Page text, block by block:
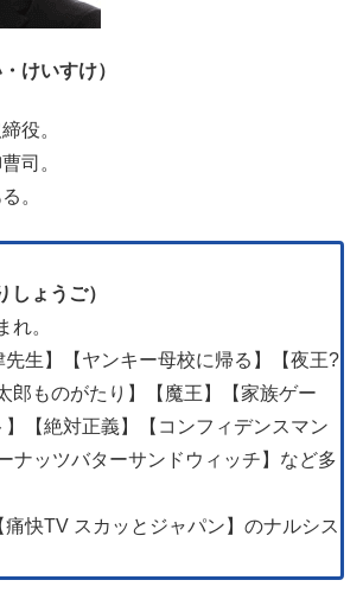
けいすけ）
役。
司。
。
しょうご）
れ。
先生】【ヤンキー母校に帰る】【夜王?
郎ものがたり】【魔王】【家族ゲー
】【絶対正義】【コンフィデンスマン
ナッツバターサンドウィッチ】など多
快TV スカッとジャパン】のナルシス